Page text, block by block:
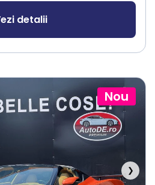
detalii
Nou
❯